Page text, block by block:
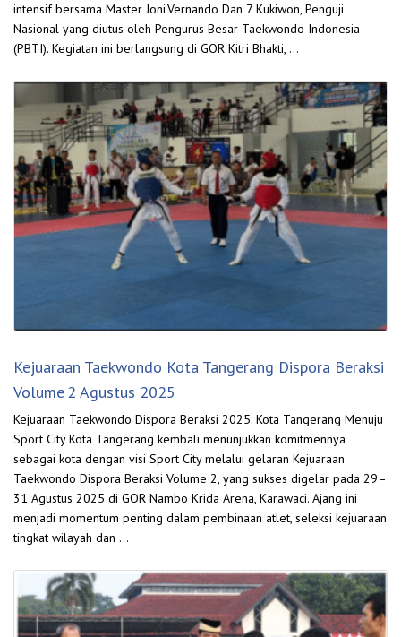
intensif bersama Master Joni Vernando Dan 7 Kukiwon, Penguji
Nasional yang diutus oleh Pengurus Besar Taekwondo Indonesia
(PBTI). Kegiatan ini berlangsung di GOR Kitri Bhakti, …
Kejuaraan Taekwondo Kota Tangerang Dispora Beraksi
Volume 2 Agustus 2025
Kejuaraan Taekwondo Dispora Beraksi 2025: Kota Tangerang Menuju
Sport City Kota Tangerang kembali menunjukkan komitmennya
sebagai kota dengan visi Sport City melalui gelaran Kejuaraan
Taekwondo Dispora Beraksi Volume 2, yang sukses digelar pada 29–
31 Agustus 2025 di GOR Nambo Krida Arena, Karawaci. Ajang ini
menjadi momentum penting dalam pembinaan atlet, seleksi kejuaraan
tingkat wilayah dan …